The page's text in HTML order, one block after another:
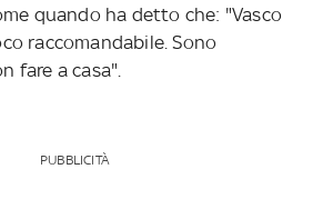
quando ha detto che: "Vasco
raccomandabile. Sono
fare a casa".
PUBBLICITÀ